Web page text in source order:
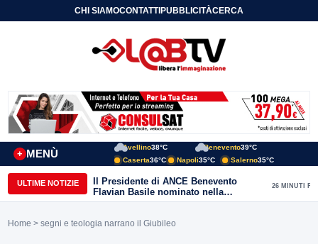
CHI SIAMOCONTATTIPUBBLICITÀCERCA
MENÙ
+
Avellino38°C Benevento39°C
Caserta36°C Napoli35°C Salerno35°C
ULTIME NOTIZIE
Il Presidente di ANCE Benevento
Flavian Basile nominato nella
Commissione Tecnica
Confindustria Nazionale
26 MINUTI FA
Home > segni e teologia narrano il Giubileo